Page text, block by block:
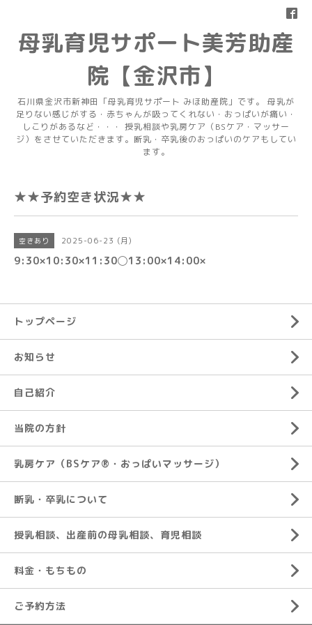
母乳育児サポート美芳助産
院【金沢市】
石川県金沢市新神田「母乳育児サポート みほ助産院」です。 母乳が
足りない感じがする・赤ちゃんが吸ってくれない・おっぱいが痛い・
しこりがあるなど・・・ 授乳相談や乳房ケア（BSケア・マッサー
ジ）をさせていただきます。断乳・卒乳後のおっぱいのケアもしてい
ます。
★★予約空き状況★★
空きあり 2025-06-23 (月)
9:30×10:30×11:30◯13:00×14:00×
トップページ
お知らせ
自己紹介
当院の方針
乳房ケア（BSケア®︎・おっぱいマッサージ）
断乳・卒乳について
授乳相談、出産前の母乳相談、育児相談
料金・もちもの
ご予約方法